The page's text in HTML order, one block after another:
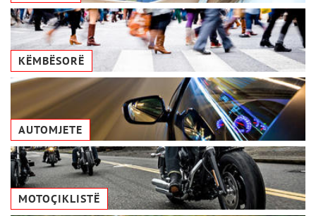
KËMBËSORË
AUTOMJETE
MOTOÇIKLISTË